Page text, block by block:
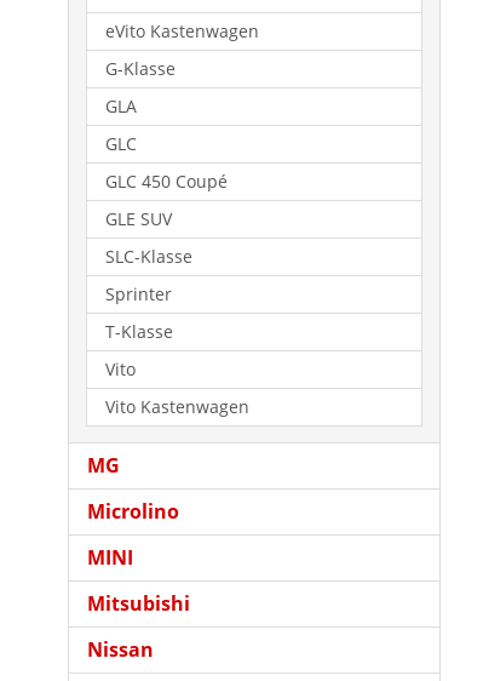
eVito Kastenwagen
G-Klasse
GLA
GLC
GLC 450 Coupé
GLE SUV
SLC-Klasse
Sprinter
T-Klasse
Vito
Vito Kastenwagen
MG
Microlino
MINI
Mitsubishi
Nissan